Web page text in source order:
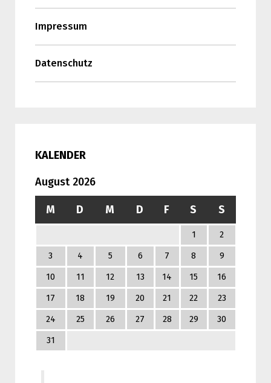
Impressum
Datenschutz
KALENDER
August 2026
M D M D F S S
1 2
3 4 5 6 7 8 9
10 11 12 13 14 15 16
17 18 19 20 21 22 23
24 25 26 27 28 29 30
31